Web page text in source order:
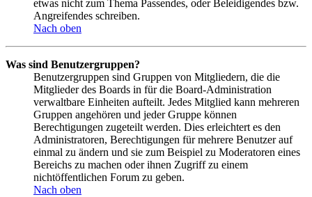
etwas nicht zum Thema Passendes, oder Beleidigendes bzw.
Angreifendes schreiben.
Nach oben
Was sind Benutzergruppen?
Benutzergruppen sind Gruppen von Mitgliedern, die die
Mitglieder des Boards in für die Board-Administration
verwaltbare Einheiten aufteilt. Jedes Mitglied kann mehreren
Gruppen angehören und jeder Gruppe können
Berechtigungen zugeteilt werden. Dies erleichtert es den
Administratoren, Berechtigungen für mehrere Benutzer auf
einmal zu ändern und sie zum Beispiel zu Moderatoren eines
Bereichs zu machen oder ihnen Zugriff zu einem
nichtöffentlichen Forum zu geben.
Nach oben